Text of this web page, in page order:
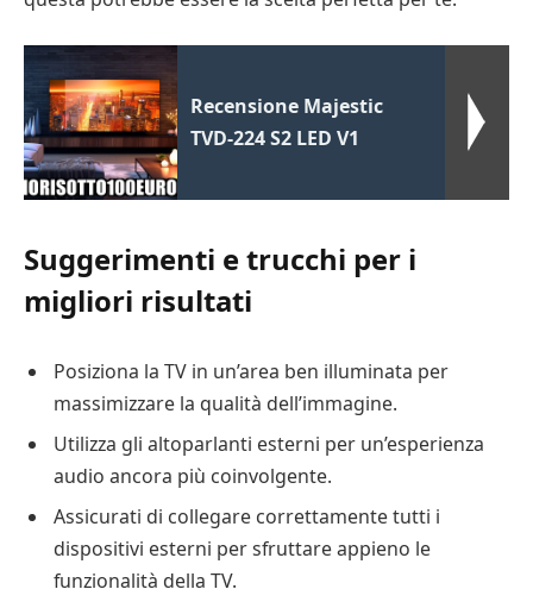
Recensione Majestic
TVD-224 S2 LED V1
Suggerimenti e trucchi per i
migliori risultati
Posiziona la TV in un’area ben illuminata per
massimizzare la qualità dell’immagine.
Utilizza gli altoparlanti esterni per un’esperienza
audio ancora più coinvolgente.
Assicurati di collegare correttamente tutti i
dispositivi esterni per sfruttare appieno le
funzionalità della TV.